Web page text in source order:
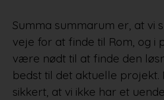
Summa summarum er, at vi
veje for at finde til Rom, og i
være nødt til at finde den
bedst til det aktuelle projekt.
sikkert, at vi ikke har et